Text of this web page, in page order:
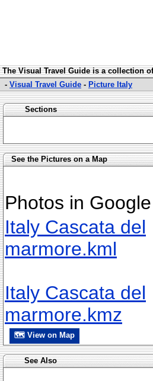
The Visual Travel Guide is a collection
- Visual Travel Guide - Picture Italy
Sections
See the Pictures on a Map
Photos in
Italy Cascata del
marmore.kml
Italy Cascata del
marmore.kmz
🗺 View on Map
See Also